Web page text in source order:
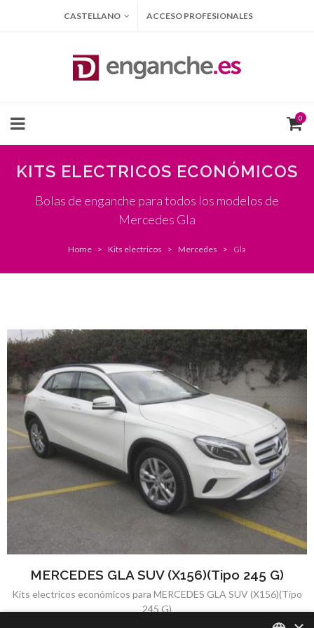
CASTELLANO ACCESO PROFESIONALES
0
KITS ELECTRICOS ECONÓMICOS
Bolas de enganche para todos los modelos de
Mercedes Gla
Home Kits electricos Mercedes Gla
MERCEDES GLA SUV (X156)(Tipo 245 G)
Kits electricos económicos para MERCEDES GLA SUV (X156)(Tipo
245 G)